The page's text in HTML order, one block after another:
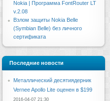
Nokia | Программа FontRouter LT
v.2.08
Взлом защиты Nokia Belle
(Symbian Belle) без личного
сертификата
Последние новости
Металлический десятиядерник
Vernee Apollo Lite оценен в $199
2016-04-07 21:30